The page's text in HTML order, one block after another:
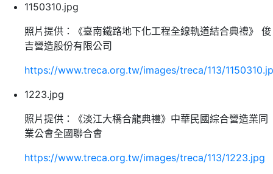
1150310.jpg
照片提供：《臺南鐵路地下化工程全線軌道結合典禮》 俊
吉營造股份有限公司
https://www.treca.org.tw/images/treca/113/
1223.jpg
照片提供：《淡江大橋合龍典禮》中華民國綜合營造業同
業公會全國聯合會
https://www.treca.org.tw/images/treca/113/1223.jpg